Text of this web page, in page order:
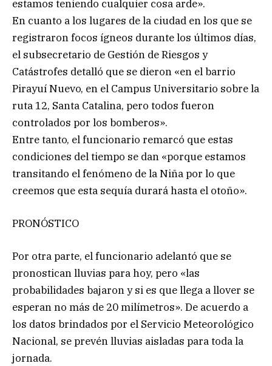
estamos teniendo cualquier cosa arde».
En cuanto a los lugares de la ciudad en los que se
registraron focos ígneos durante los últimos días,
el subsecretario de Gestión de Riesgos y
Catástrofes detalló que se dieron «en el barrio
Pirayuí Nuevo, en el Campus Universitario sobre la
ruta 12, Santa Catalina, pero todos fueron
controlados por los bomberos».
Entre tanto, el funcionario remarcó que estas
condiciones del tiempo se dan «porque estamos
transitando el fenómeno de la Niña por lo que
creemos que esta sequía durará hasta el otoño».
PRONÓSTICO
Por otra parte, el funcionario adelantó que se
pronostican lluvias para hoy, pero «las
probabilidades bajaron y si es que llega a llover se
esperan no más de 20 milímetros». De acuerdo a
los datos brindados por el Servicio Meteorológico
Nacional, se prevén lluvias aisladas para toda la
jornada.